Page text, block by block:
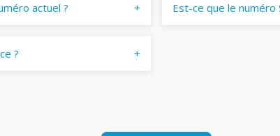
actuel ? Est-ce que le numéro
?